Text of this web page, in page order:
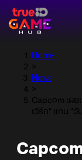
Home
>
News
>
Capcom เผย
เวิร์ก" แทน "วั